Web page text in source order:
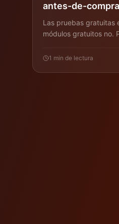
antes-de-
educación
Las pruebas gratuitas
módulos gratuitos no.
1 min de lectura